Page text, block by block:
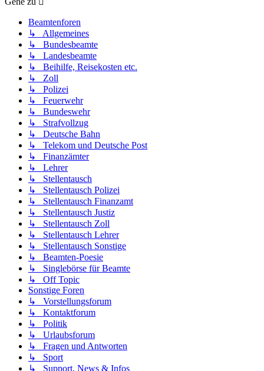
Beamtenforen
↳ Allgemeines
↳ Bundesbeamte
↳ Landesbeamte
↳ Beihilfe, Reisekosten etc.
↳ Zoll
↳ Polizei
↳ Feuerwehr
↳ Bundeswehr
↳ Strafvollzug
↳ Deutsche Bahn
↳ Telekom und Deutsche Post
↳ Finanzämter
↳ Lehrer
↳ Stellentausch
↳ Stellentausch Polizei
↳ Stellentausch Finanzamt
↳ Stellentausch Justiz
↳ Stellentausch Zoll
↳ Stellentausch Lehrer
↳ Stellentausch Sonstige
↳ Beamten-Poesie
↳ Singlebörse für Beamte
↳ Off Topic
Sonstige Foren
↳ Vorstellungsforum
↳ Kontaktforum
↳ Politik
↳ Urlaubsforum
↳ Fragen und Antworten
↳ Sport
↳ Support, News & Infos